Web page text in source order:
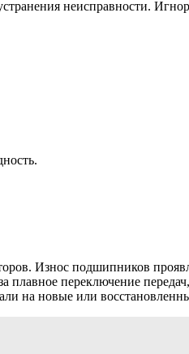
неисправности.
Износ подшипников
плавное переключение
на новые или